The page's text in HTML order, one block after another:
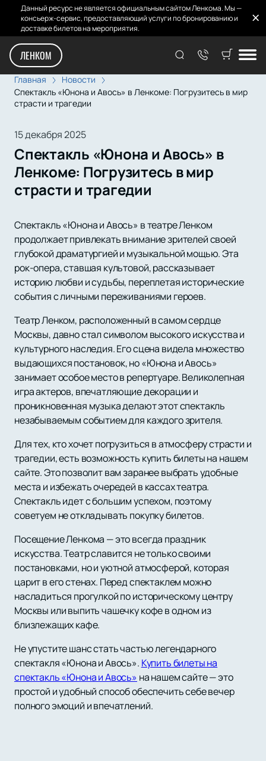
Данный ресурс не является официальным сайтом Ленкома. Мы —
консьерж-сервис, предоставляющий услуги по бронированию и
доставке билетов на мероприятия.
ЛЕНКОМ
Главная
Новости
Спектакль «Юнона и Авось» в Ленкоме: Погрузитесь в мир
страсти и трагедии
15 декабря 2025
Спектакль «Юнона и Авось» в
Ленкоме: Погрузитесь в мир
страсти и трагедии
Спектакль «Юнона и Авось» в театре Ленком
продолжает привлекать внимание зрителей своей
глубокой драматургией и музыкальной мощью. Эта
рок-опера, ставшая культовой, рассказывает
историю любви и судьбы, переплетая исторические
события с личными переживаниями героев.
Театр Ленком, расположенный в самом сердце
Москвы, давно стал символом высокого искусства и
культурного наследия. Его сцена видела множество
выдающихся постановок, но «Юнона и Авось»
занимает особое место в репертуаре. Великолепная
игра актеров, впечатляющие декорации и
проникновенная музыка делают этот спектакль
незабываемым событием для каждого зрителя.
Для тех, кто хочет погрузиться в атмосферу страсти и
трагедии, есть возможность купить билеты на нашем
сайте. Это позволит вам заранее выбрать удобные
места и избежать очередей в кассах театра.
Спектакль идет с большим успехом, поэтому
советуем не откладывать покупку билетов.
Посещение Ленкома — это всегда праздник
искусства. Театр славится не только своими
постановками, но и уютной атмосферой, которая
царит в его стенах. Перед спектаклем можно
насладиться прогулкой по историческому центру
Москвы или выпить чашечку кофе в одном из
близлежащих кафе.
Не упустите шанс стать частью легендарного
спектакля «Юнона и Авось». Купить билеты на
спектакль «Юнона и Авось» на нашем сайте — это
простой и удобный способ обеспечить себе вечер
полного эмоций и впечатлений.